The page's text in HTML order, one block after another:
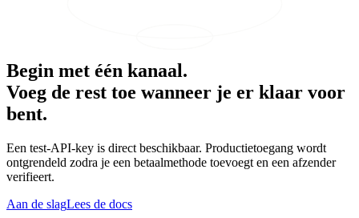
Begin met één kanaal.
Voeg de rest toe wanneer je er klaar voor
bent.
Een test-API-key is direct beschikbaar. Productietoegang wordt
ontgrendeld zodra je een betaalmethode toevoegt en een afzender
verifieert.
Aan de slagLees de docs